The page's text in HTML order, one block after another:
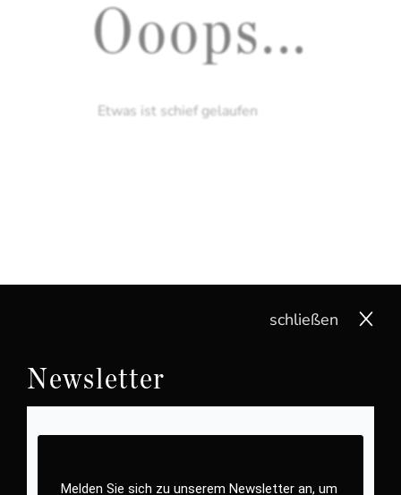
Ooops...
Etwas ist schief gelaufen
schließen
Newsletter
Melden Sie sich zu unserem Newsletter an, um